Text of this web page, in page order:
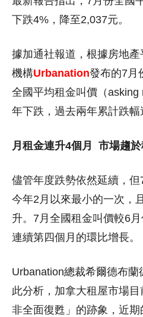
下跌4%，降至2,037元。
據加通社報道，根據房地產
機構Urbanation發布的7月
全國平均租金叫價（
年下跌，過去兩年累計跌幅
月租金連升4個月 市場趨
儘管年度跌勢依然延續，
今年2月以來最小的一次，
升。7月全國租金叫價較6
連續第四個月的環比增長。
Urbanation總裁希爾德布
此分析，加拿大租屋市場
非全面復甦」的跡象，近